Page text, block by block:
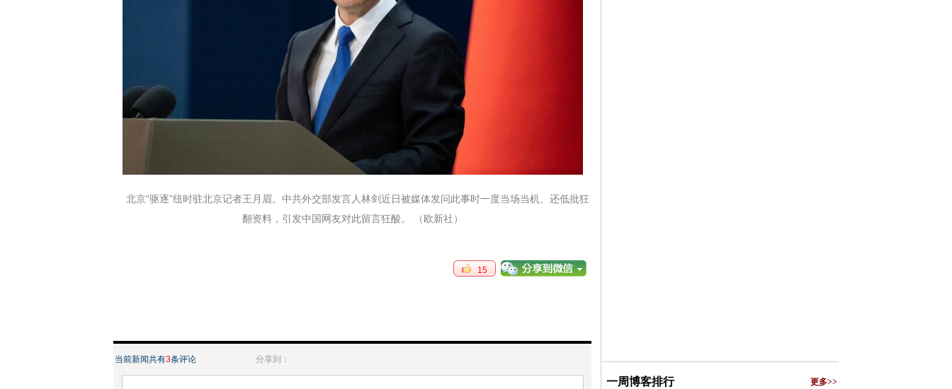
北京“驱逐”纽时驻北京记者王月眉。中共外交部发言人林剑近日被媒体发问此事时一度当场当机、还低批狂
翻资料，引发中国网友对此留言狂酸。 （欧新社）
15
当前新闻共有3条评论 分享到：
一周博客排行 更多>>